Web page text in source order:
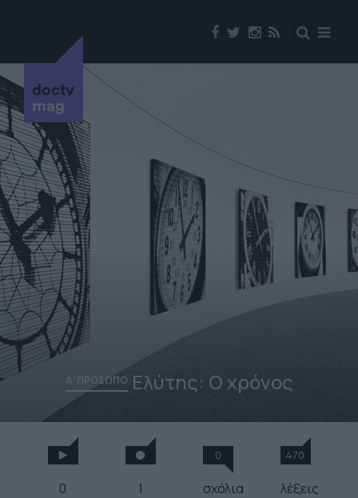
doctv
mag
Α' ΠΡΟΣΩΠΟΕλύτης: Ο χρόνος
0 1
0
σχόλια
470
λέξεις